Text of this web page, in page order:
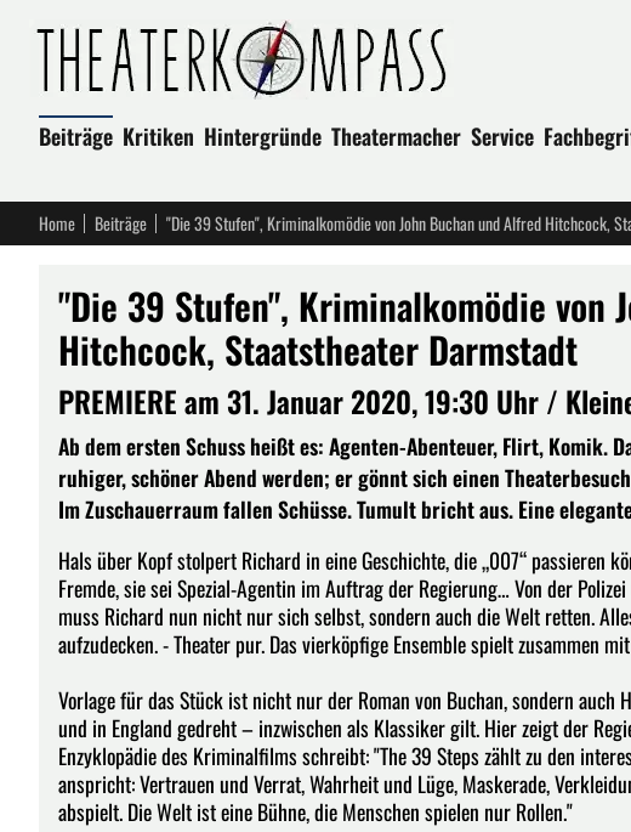
Beiträge Kritiken Hintergründe Theatermacher Service
Home Beiträge "Die 39 Stufen", Kriminalkomödie von John Buchan und Alfred Hitchcock,
"Die 39 Stufen", Kriminalkomödie von
Hitchcock, Staatstheater Darmstadt
PREMIERE am 31. Januar 2020, 19:30 Uhr /
Ab dem ersten Schuss heißt es: Agenten-Abenteuer, Flirt, Komik.
ruhiger, schöner Abend werden; er gönnt sich einen
Im Zuschauerraum fallen Schüsse. Tumult bricht aus. Eine
Hals über Kopf stolpert Richard in eine Geschichte, die „007“ passieren
Fremde, sie sei Spezial-Agentin im Auftrag der Regierung… Von der
muss Richard nun nicht nur sich selbst, sondern auch die Welt retten.
aufzudecken. - Theater pur. Das vierköpfige Ensemble spielt zusammen
Vorlage für das Stück ist nicht nur der Roman von Buchan, sondern
und in England gedreht – inzwischen als Klassiker gilt. Hier zeigt der
Enzyklopädie des Kriminalfilms schreibt: "The 39 Steps zählt zu den
anspricht: Vertrauen und Verrat, Wahrheit und Lüge, Maskerade,
abspielt. Die Welt ist eine Bühne, die Menschen spielen nur Rollen."